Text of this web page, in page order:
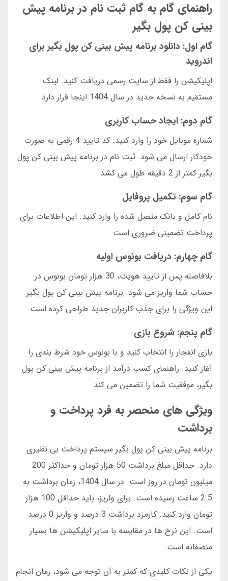
راهنمای گام به گام ثبت نام در برنامه پیش
بینی کن پول بگیر
گام اول: دانلود برنامه پیش بینی کن پول بگیر برای
اندروید
اپلیکیشن را فقط از سایت رسمی دریافت کنید. لینک
مستقیم به نسخه جدید در سال 1404 اینجا قرار دارد
گام دوم: ایجاد حساب کاربری
شماره موبایل خود را وارد کنید. کد تایید 4 رقمی به صورت
خودکار ارسال می شود. ثبت نام در برنامه پیش بینی کن پول
بگیر کمتر از 2 دقیقه طول می کشد
گام سوم: تکمیل پروفایل
نام کامل و بانک متصل شده را وارد کنید. این اطلاعات برای
پرداخت تضمینی ضروری است
گام چهارم: دریافت بونوس اولیه
بلافاصله پس از تایید هویت، 30 هزار تومان بونوس در
حساب شما واریز می شود. برنامه پیش بینی کن پول بگیر
این ویژگی را برای جذب کاربران جدید طراحی کرده است
گام پنجم: شروع بازی
بازی انفجار را انتخاب کنید و با بونوس خود شرط بندی را
آغاز کنید. راهنمای کسب درآمد از برنامه پیش بینی کن پول
بگیر، موفقیت شما را تضمین می کند
ویژگی های منحصر به فرد پرداخت و
برداشت
برنامه پیش بینی کن پول بگیر سیستم پرداخت بی نظیری
دارد. حداقل مبلغ برداشت 50 هزار تومان و حداکثر 200
میلیون تومان در روز است. در سال 1404، زمان برداشت به
2.5 ساعت رسیده است. برای واریز، باید حداقل 100 هزار
تومان وارد کنید. کارمزد برداشت 3 درصد و واریز 0 درصد
است. این نرخ ها در مقایسه با سایر اپلیکیشن ها بسیار
منصفانه است.
یکی از نکات کلیدی که کمتر به آن توجه می شود، زمان انجام